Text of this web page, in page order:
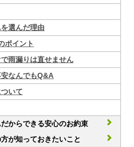
選んだ理由
ポイント
雨漏りは直せません
なんでもQ&A
いて
からできる安心のお約束
が知っておきたいこと